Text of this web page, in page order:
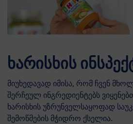
ხარისხის
მიუხედავად იმისა, რომ ჩვენ
შერჩეულ ინგრედიენტებს
ხარისხის უზრუნველსაყოფად
შემოწმების მჭიდრო ქსელია.